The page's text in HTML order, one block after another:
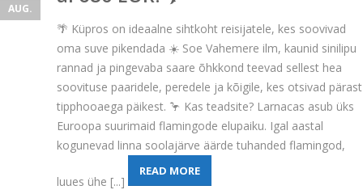
AUG.
🌴 Küpros on ideaalne sihtkoht reisijatele, kes soovivad
oma suve pikendada ☀️ Soe Vahemere ilm, kaunid sinilipu
rannad ja pingevaba saare õhkkond teevad sellest hea
soovituse paaridele, peredele ja kõigile, kes otsivad pärast
tipphooaega päikest. 🦩 Kas teadsite? Larnacas asub üks
Euroopa suurimaid flamingode elupaiku. Igal aastal
kogunevad linna soolajärve äärde tuhanded flamingod,
luues ühe [...]
READ MORE